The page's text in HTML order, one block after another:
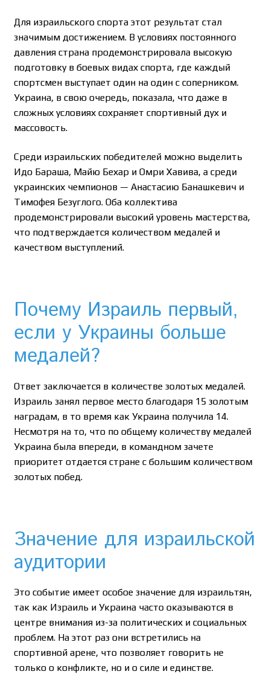
Для израильского спорта этот результат стал
значимым достижением. В условиях постоянного
давления страна продемонстрировала высокую
подготовку в боевых видах спорта, где каждый
спортсмен выступает один на один с соперником.
Украина, в свою очередь, показала, что даже в
сложных условиях сохраняет спортивный дух и
массовость.
Среди израильских победителей можно выделить
Идо Бараша, Майю Бехар и Омри Хавива, а среди
украинских чемпионов — Анастасию Банашкевич и
Тимофея Безуглого. Оба коллектива
продемонстрировали высокий уровень мастерства,
что подтверждается количеством медалей и
качеством выступлений.
Почему Израиль первый,
если у Украины больше
медалей?
Ответ заключается в количестве золотых медалей.
Израиль занял первое место благодаря 15 золотым
наградам, в то время как Украина получила 14.
Несмотря на то, что по общему количеству медалей
Украина была впереди, в командном зачете
приоритет отдается стране с большим количеством
золотых побед.
Значение для израильской
аудитории
Это событие имеет особое значение для израильтян,
так как Израиль и Украина часто оказываются в
центре внимания из-за политических и социальных
проблем. На этот раз они встретились на
спортивной арене, что позволяет говорить не
только о конфликте, но и о силе и единстве.